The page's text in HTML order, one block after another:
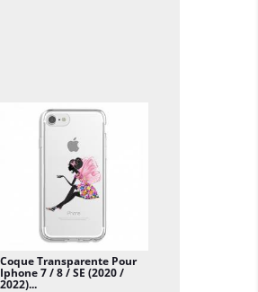
du reste! Pour
film de protection !
Coque Transparente Pour
Iphone 7 / 8 / SE (2020 /
2022)...